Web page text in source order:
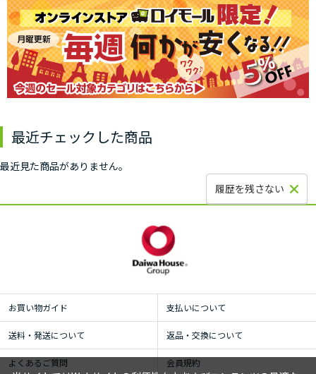
最近チェックした商品
最近見た商品がありません。
履歴を残さない
お買い物ガイド 支払いについて
送料・発送について 返品・交換について
よくあるご質問 会員規約